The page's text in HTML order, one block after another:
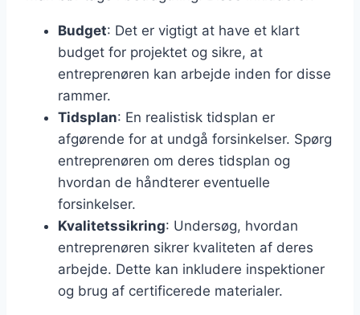
Budget: Det er vigtigt at have et klart
budget for projektet og sikre, at
entreprenøren kan arbejde inden for disse
rammer.
Tidsplan: En realistisk tidsplan er
afgørende for at undgå forsinkelser. Spørg
entreprenøren om deres tidsplan og
hvordan de håndterer eventuelle
forsinkelser.
Kvalitetssikring: Undersøg, hvordan
entreprenøren sikrer kvaliteten af deres
arbejde. Dette kan inkludere inspektioner
og brug af certificerede materialer.